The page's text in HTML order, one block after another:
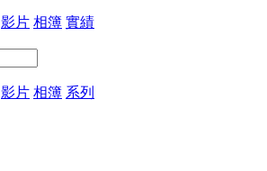
影片 相簿 實績
影片 相簿 系列